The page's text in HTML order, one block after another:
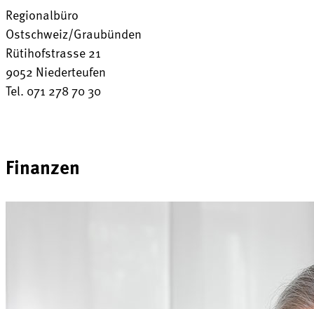
Regionalbüro
Ostschweiz/Graubünden
Rütihofstrasse 21
9052 Niederteufen
Tel. 071 278 70 30
Finanzen